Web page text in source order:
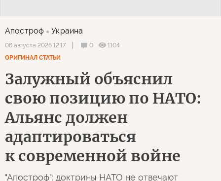
Апостроф Украина
06 августа 2026 12:17
ОРИГИНАЛ СТАТЬИ
Залужный объяснил
свою позицию по НАТО:
Альянс должен
адаптироваться
к современной войне